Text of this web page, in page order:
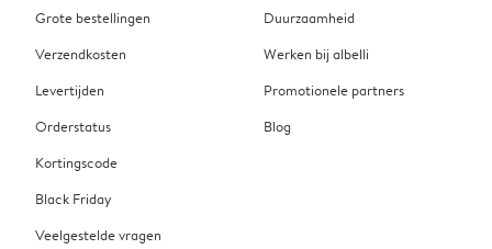
Grote bestellingen
Verzendkosten
Levertijden
Orderstatus
Kortingscode
Black Friday
Veelgestelde vragen
Duurzaamheid
Werken bij albelli
Promotionele partners
Blog